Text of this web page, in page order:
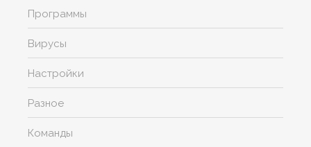
Программы
Вирусы
Настройки
Разное
Команды